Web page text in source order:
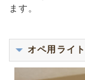
ます。
オペ用ライト